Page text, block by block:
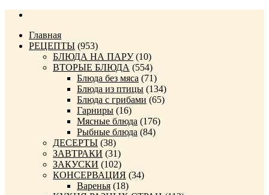
Главная
РЕЦЕПТЫ (953)
БЛЮДА НА ПАРУ(10)
ВТОРЫЕ БЛЮДА (554)
Блюда без мяса (71)
Блюда из птицы (134)
Блюда с грибами (65)
Гарниры (16)
Мясные блюда (176)
Рыбные блюда (84)
ДЕСЕРТЫ (38)
ЗАВТРАКИ (31)
ЗАКУСКИ (102)
КОНСЕРВАЦИЯ (34)
Варенья (18)